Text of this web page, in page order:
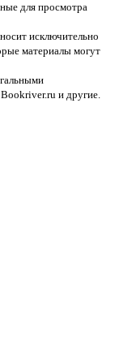
для просмотра
исключительно
материалы могут
и другие.